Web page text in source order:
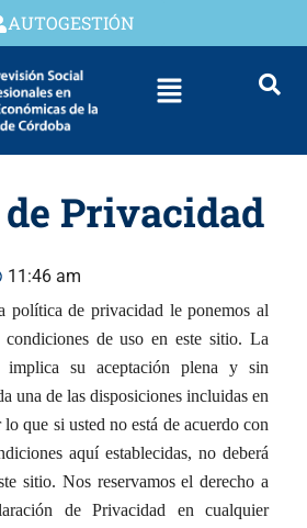
AUTOGESTIÓN
Privacidad
11:46 am
política de privacidad le ponemos al
de uso en este sitio. La
implica su aceptación plena y sin
una de las disposiciones incluidas en
que si usted no está de acuerdo con
aquí establecidas, no deberá
sitio. Nos reservamos el derecho a
de Privacidad en cualquier